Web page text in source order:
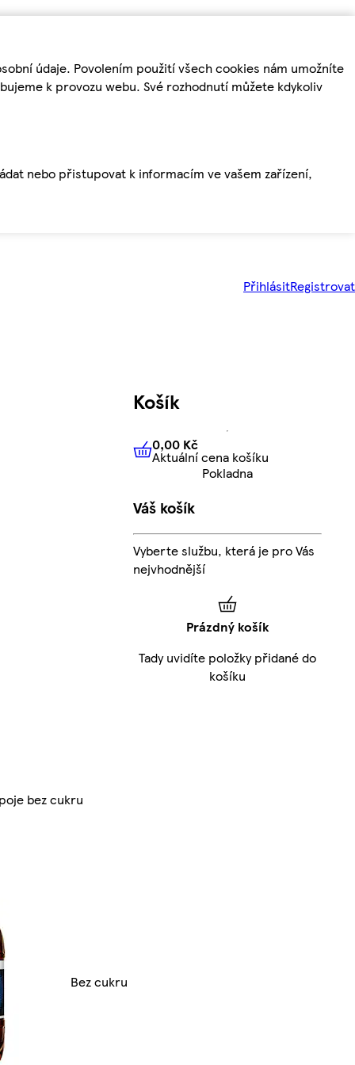
údaje. Povolením použití všech cookies nám umožníte
k provozu webu. Své rozhodnutí můžete kdykoliv
nebo přistupovat k informacím ve vašem zařízení,
PřihlásitRegistrovat
bez cukru
Bez cukru
Košík
0,00 KčAktuální cena košíku
0,00 Kč
Aktuální cena košíku
Pokladna
Váš košík
Vyberte službu, která je pro Vás
nejvhodnější
Prázdný košík
Tady uvidíte položky přidané do
košíku